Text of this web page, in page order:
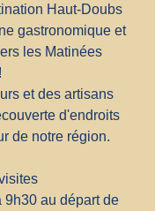
Haut-Doubs
gastronomique et
les Matinées
et des artisans
d'endroits
de notre région.
9h30 au départ de